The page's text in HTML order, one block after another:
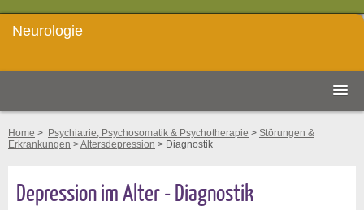
Neurologie
Home > Psychiatrie, Psychosomatik & Psychotherapie > Störungen &
Erkrankungen >Altersdepression > Diagnostik
Depression im Alter - Diagnostik